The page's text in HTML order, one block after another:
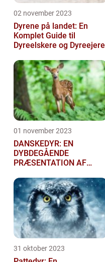
02 november 2023
Dyrene på landet: En
Komplet Guide til
Dyreelskere og Dyreejere
01 november 2023
DANSKEDYR: EN
DYBDEGÅENDE
PRÆSENTATION AF
31 oktober 2023